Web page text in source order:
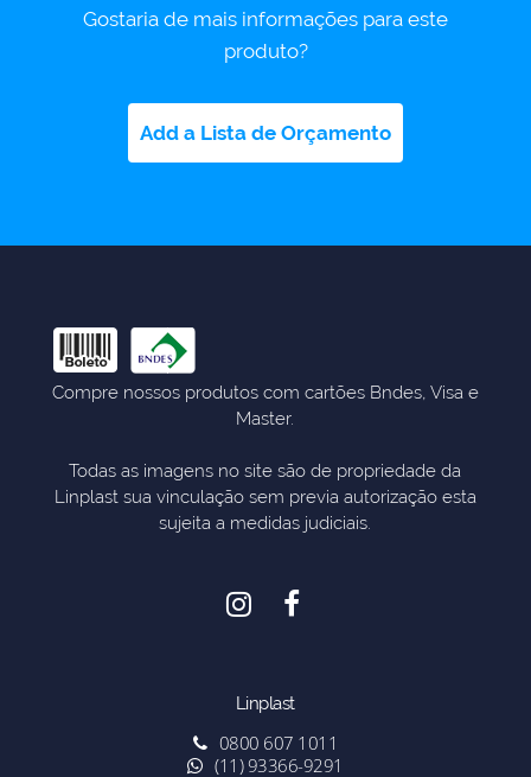
Gostaria de mais informações para este
produto?
Add a Lista de Orçamento
Compre nossos produtos com cartões Bndes, Visa e
Master.
Todas as imagens no site são de propriedade da
Linplast sua vinculação sem previa autorização esta
sujeita a medidas judiciais.
Linplast
0800 607 1011
(11) 93366-9291